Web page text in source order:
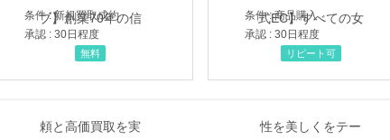
条件 : 新規買取成約
承認 : 30日程度
無料
条件 : 商品購入
承認 : 30日程度
リピート可